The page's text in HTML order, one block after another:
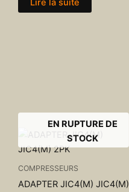
EN RUPTURE DE
STOCK
COMPRESSEURS
ADAPTER JIC4(M) JIC4(M)